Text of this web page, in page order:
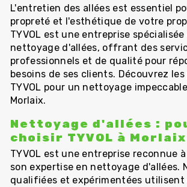
L'entretien des allées est essentiel
propreté et l'esthétique de votre
TYVOL est une entreprise
nettoyage d'allées, offrant des
professionnels et de qualité pour
besoins de ses clients. Découvrez
TYVOL pour un nettoyage
Morlaix.
Nettoyage d'allées :
choisir TYVOL à Morlaix
TYVOL est une entreprise reconnue
son expertise en nettoyage d'allées.
qualifiées et expérimentées utilisent